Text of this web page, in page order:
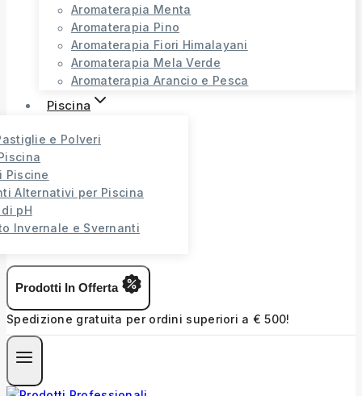
Aromaterapia Menta
Aromaterapia Pino
Aromaterapia Fiori Himalayani
Aromaterapia Mela Verde
Aromaterapia Arancio e Pesca
Piscina
e Polveri
Piscine
Alternativi per Piscina
pH
Invernale e Svernanti
Prodotti In Offerta
Spedizione gratuita per ordini superiori a € 500!